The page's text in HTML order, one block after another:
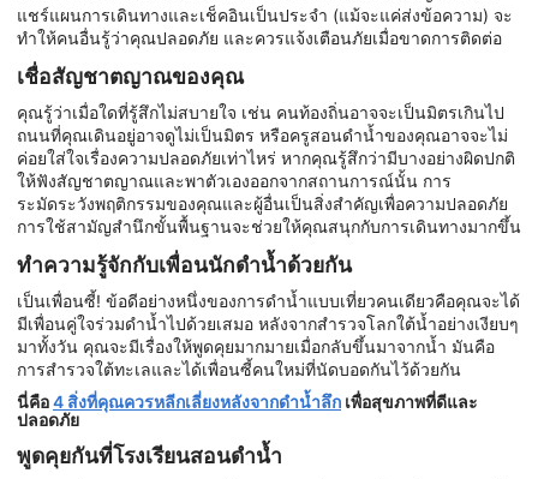
แชร์แผนการเดินทางและเช็คอินเป็นประจำ (แม้จะแค่ส่งข้อความ) จะ
ทำให้คนอื่นรู้ว่าคุณปลอดภัย และควรแจ้งเตือนภัยเมื่อขาดการติดต่อ
เชื่อสัญชาตญาณของคุณ
คุณรู้ว่าเมื่อใดที่รู้สึกไม่สบายใจ เช่น คนท้องถิ่นอาจจะเป็นมิตรเกินไป
ถนนที่คุณเดินอยู่อาจดูไม่เป็นมิตร หรือครูสอนดำน้ำของคุณอาจจะไม่
ค่อยใส่ใจเรื่องความปลอดภัยเท่าไหร่ หากคุณรู้สึกว่ามีบางอย่างผิดปกติ
ให้ฟังสัญชาตญาณและพาตัวเองออกจากสถานการณ์นั้น การ
ระมัดระวังพฤติกรรมของคุณและผู้อื่นเป็นสิ่งสำคัญเพื่อความปลอดภัย
การใช้สามัญสำนึกขั้นพื้นฐานจะช่วยให้คุณสนุกกับการเดินทางมากขึ้น
ทำความรู้จักกับเพื่อนนักดำน้ำด้วยกัน
เป็นเพื่อนซี้! ข้อดีอย่างหนึ่งของการดำน้ำแบบเที่ยวคนเดียวคือคุณจะได้
มีเพื่อนคู่ใจร่วมดำน้ำไปด้วยเสมอ หลังจากสำรวจโลกใต้น้ำอย่างเงียบๆ
มาทั้งวัน คุณจะมีเรื่องให้พูดคุยมากมายเมื่อกลับขึ้นมาจากน้ำ มันคือ
การสำรวจใต้ทะเลและได้เพื่อนซี้คนใหม่ที่นัดบอดกันไว้ด้วยกัน
นี่คือ4 สิ่งที่คุณควรหลีกเลี่ยงหลังจากดำน้ำลึก เพื่อสุขภาพที่ดีและ
ปลอดภัย
พูดคุยกันที่โรงเรียนสอนดำน้ำ